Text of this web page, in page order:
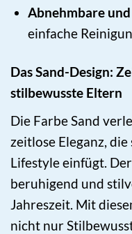
Abnehmbare
einfache
Das Sand-Design:
stilbewusste Eltern
Die Farbe Sand
zeitlose Eleganz,
Lifestyle einfügt.
beruhigend und
Jahreszeit. Mit
nicht nur